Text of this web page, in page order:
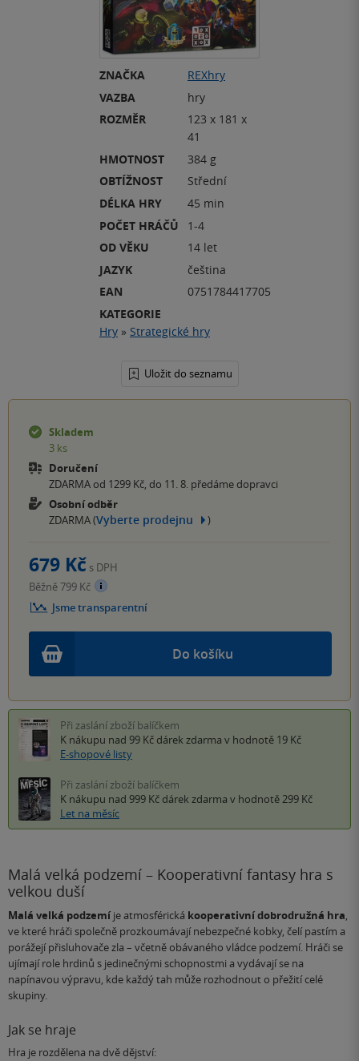
ZNAČKA
REXhry
VAZBA
hry
ROZMĚR
123 x 181 x
41
HMOTNOST
384 g
OBTÍŽNOST
Střední
DÉLKA HRY
45 min
POČET HRÁČŮ
1-4
OD VĚKU
14 let
JAZYK
čeština
EAN
0751784417705
KATEGORIE
Hry » Strategické hry
Uložit do seznamu
Skladem
3 ks
Doručení
ZDARMA od 1299 Kč, do 11. 8. předáme dopravci
Osobní odběr
ZDARMA (Vyberte prodejnu )
Do košíku
679 Kč s DPH
Běžně 799 Kč
Jsme transparentní
Při zaslání zboží balíčkem
K nákupu nad 99 Kč dárek zdarma v hodnotě 19 Kč
E-shopové listy
Při zaslání zboží balíčkem
K nákupu nad 999 Kč dárek zdarma v hodnotě 299 Kč
Let na měsíc
Malá velká podzemí – Kooperativní fantasy hra s
velkou duší
Malá velká podzemí je atmosférická kooperativní dobrodružná hra,
ve které hráči společně prozkoumávají nebezpečné kobky, čelí pastím a
porážejí přisluhovače zla – včetně obávaného vládce podzemí. Hráči se
ujímají role hrdinů s jedinečnými schopnostmi a vydávají se na
napínavou výpravu, kde každý tah může rozhodnout o přežití celé
skupiny.
Jak se hraje
Hra je rozdělena na dvě dějství: